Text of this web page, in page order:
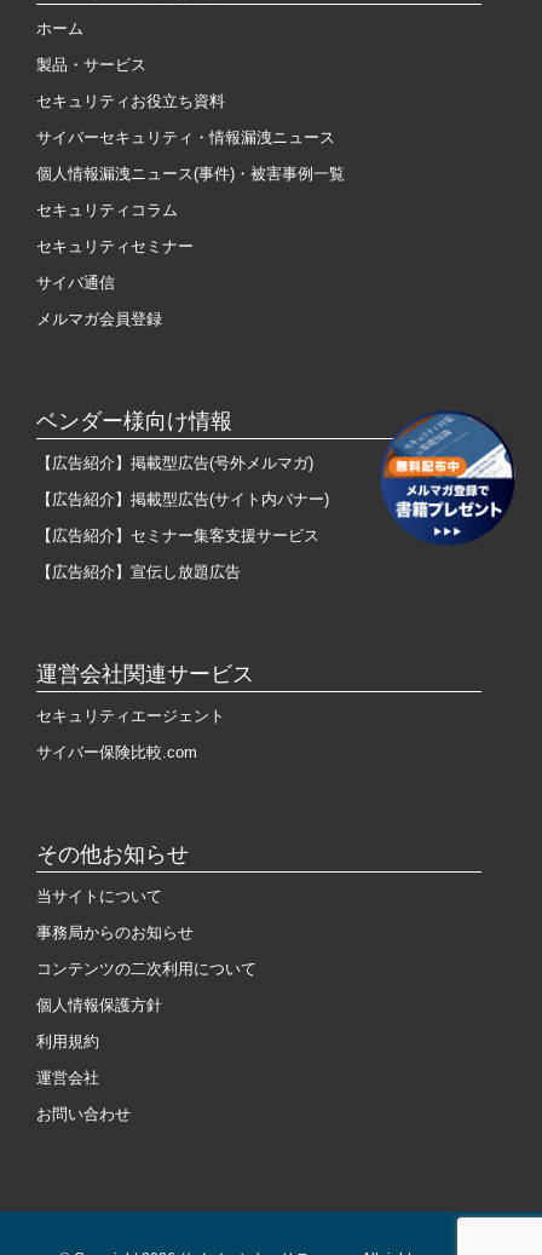
ホーム
製品・サービス
セキュリティお役立ち資料
サイバーセキュリティ・情報漏洩ニュース
個人情報漏洩ニュース(事件)・被害事例一覧
セキュリティコラム
セキュリティセミナー
サイバ通信
メルマガ会員登録
ベンダー様向け情報
【広告紹介】掲載型広告(号外メルマガ)
【広告紹介】掲載型広告(サイト内バナー)
【広告紹介】セミナー集客支援サービス
【広告紹介】宣伝し放題広告
運営会社関連サービス
セキュリティエージェント
サイバー保険比較.com
その他お知らせ
当サイトについて
事務局からのお知らせ
コンテンツの二次利用について
個人情報保護方針
利用規約
運営会社
お問い合わせ